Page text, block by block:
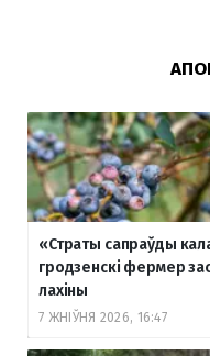
«Страты сапраўды
гродзенскі фермер
лахіны
7 ЖНІЎНЯ 2026, 16:47